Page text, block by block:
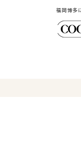
福岡博多